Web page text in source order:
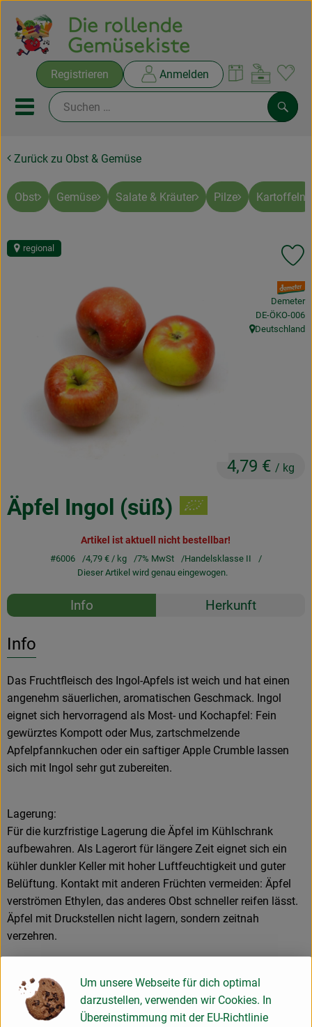
Registrieren Anmelden
Mobiles Menu öffnen oder
Ökokisten
Rezepte
Obst & Gemüse
Frisches
Naturkost
Getränke
Lieferservice
Geschäftskunden
Zurück zu Obst & Gemüse
Obst Gemüse Salate & Kräuter Pilze Kartoffeln
Äpfel Ingol (süß)
4,79 € / kg
regional
, Verband:
Demeter
, Kontrollstelle:
DE-ÖKO-006
, Herkunft:
Deutschland
Artikel ist aktuell nicht bestellbar!
#6006 4,79 € / kg 7% MwSt
Handelsklasse II
Dieser Artikel wird genau eingewogen.
Rezepte
Info Herkunft
Info
Das Fruchtfleisch des Ingol-Apfels ist weich und hat einen
angenehm säuerlichen, aromatischen Geschmack. Ingol
eignet sich hervorragend als Most- und Kochapfel: Fein
gewürztes Kompott oder Mus, zartschmelzende
Apfelpfannkuchen oder ein saftiger Apple Crumble lassen
sich mit Ingol sehr gut zubereiten.
Lagerung:
Für die kurzfristige Lagerung die Äpfel im Kühlschrank
aufbewahren. Als Lagerort für längere Zeit eignet sich ein
kühler dunkler Keller mit hoher Luftfeuchtigkeit und guter
Belüftung. Kontakt mit anderen Früchten vermeiden: Äpfel
verströmen Ethylen, das anderes Obst schneller reifen lässt.
Äpfel mit Druckstellen nicht lagern, sondern zeitnah
verzehren.
Produktinformationen
Um unsere Webseite für dich optimal
darzustellen, verwenden wir Cookies. In
Übereinstimmung mit der EU-Richtlinie